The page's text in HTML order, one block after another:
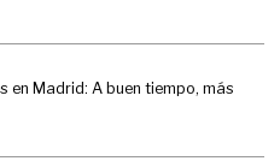
en Madrid: A buen tiempo, más